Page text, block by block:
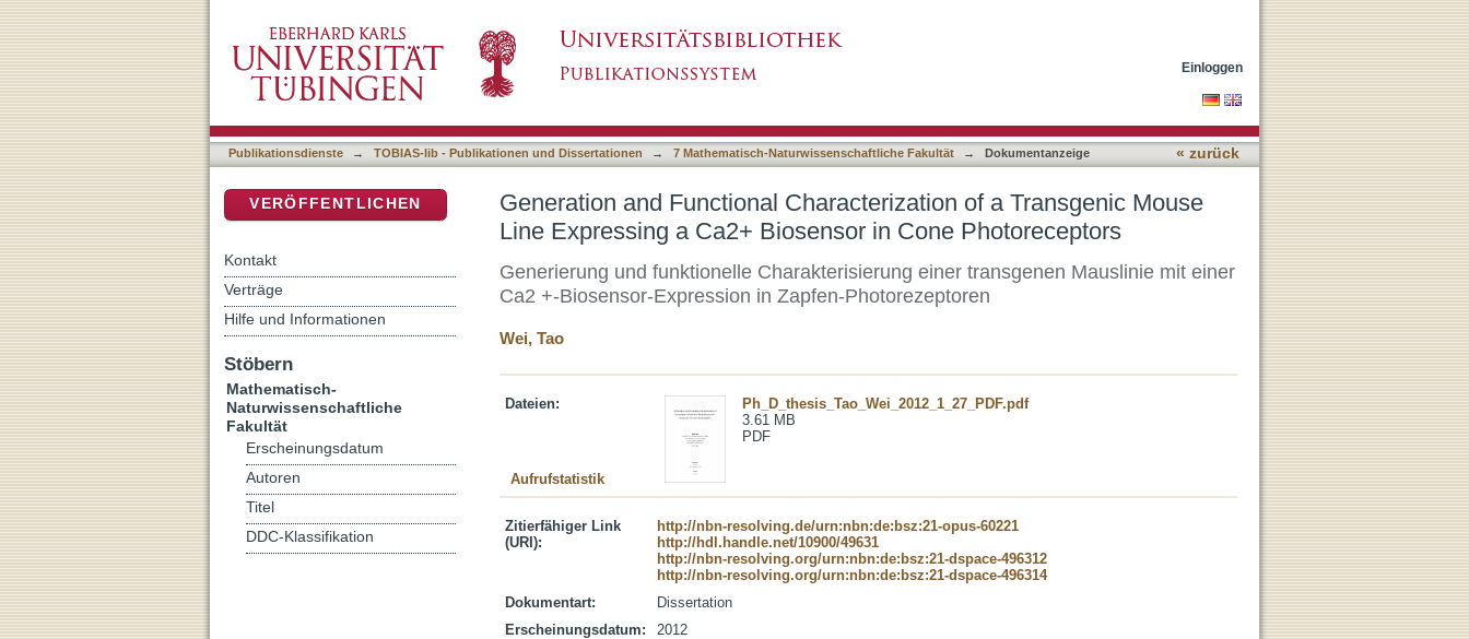
Biosensor in Cone Photoreceptors
Einloggen
Publikationsdienste → TOBIAS-lib - Publikationen und Dissertationen → 7 Mathematisch-Naturwissenschaftliche Fakultät → Dokumentanzeige « zurück
Generation and Functional Characterization of a Transgenic Mouse
Line Expressing a Ca2+ Biosensor in Cone Photoreceptors
Generierung und funktionelle Charakterisierung einer transgenen Mauslinie mit einer
Ca2 +-Biosensor-Expression in Zapfen-Photorezeptoren
Wei, Tao
Dateien:
Ph_D_thesis_Tao_Wei_2012_1_27_PDF.pdf
3.61 MB
PDF
Aufrufstatistik
Zitierfähiger Link
(URI):
http://nbn-resolving.de/urn:nbn:de:bsz:21-opus-60221
http://hdl.handle.net/10900/49631
http://nbn-resolving.org/urn:nbn:de:bsz:21-dspace-496312
http://nbn-resolving.org/urn:nbn:de:bsz:21-dspace-496314
Dokumentart:
Dissertation
Erscheinungsdatum:
2012
VERÖFFENTLICHEN
Kontakt
Verträge
Hilfe und Informationen
Stöbern
Mathematisch-
Naturwissenschaftliche
Fakultät
Erscheinungsdatum
Autoren
Titel
DDC-Klassifikation